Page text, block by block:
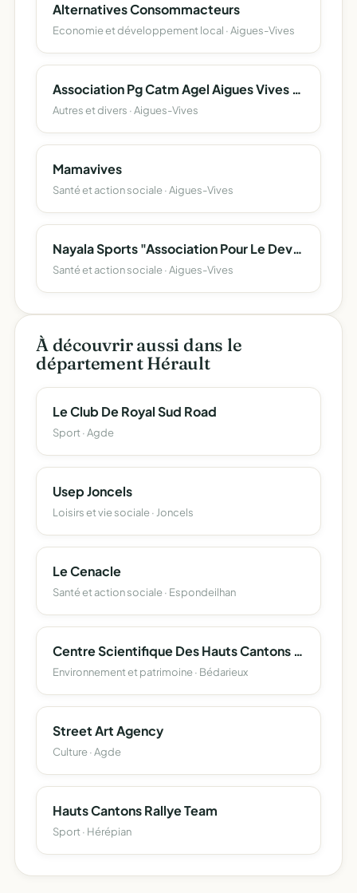
Alternatives Consommacteurs
Economie et développement local · Aigues-Vives
Association Pg Catm Agel Aigues Vives La Caunette
Autres et divers · Aigues-Vives
Mamavives
Santé et action sociale · Aigues-Vives
Nayala Sports "Association Pour Le Developpement Du Sport En Nayala"
Santé et action sociale · Aigues-Vives
À découvrir aussi dans le
département Hérault
Le Club De Royal Sud Road
Sport · Agde
Usep Joncels
Loisirs et vie sociale · Joncels
Le Cenacle
Santé et action sociale · Espondeilhan
Centre Scientifique Des Hauts Cantons Héraultais
Environnement et patrimoine · Bédarieux
Street Art Agency
Culture · Agde
Hauts Cantons Rallye Team
Sport · Hérépian